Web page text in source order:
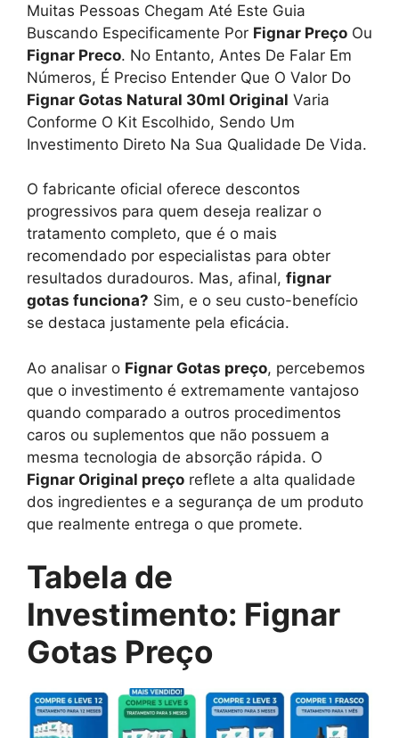
Muitas Pessoas Chegam Até Este Guia
Buscando Especificamente Por Fignar Preço Ou
Fignar Preco. No Entanto, Antes De Falar Em
Números, É Preciso Entender Que O Valor Do
Fignar Gotas Natural 30ml Original Varia
Conforme O Kit Escolhido, Sendo Um
Investimento Direto Na Sua Qualidade De Vida.
O fabricante oficial oferece descontos
progressivos para quem deseja realizar o
tratamento completo, que é o mais
recomendado por especialistas para obter
resultados duradouros. Mas, afinal, fignar
gotas funciona? Sim, e o seu custo-benefício
se destaca justamente pela eficácia.
Ao analisar o Fignar Gotas preço, percebemos
que o investimento é extremamente vantajoso
quando comparado a outros procedimentos
caros ou suplementos que não possuem a
mesma tecnologia de absorção rápida. O
Fignar Original preço reflete a alta qualidade
dos ingredientes e a segurança de um produto
que realmente entrega o que promete.
Tabela de
Investimento: Fignar
Gotas Preço